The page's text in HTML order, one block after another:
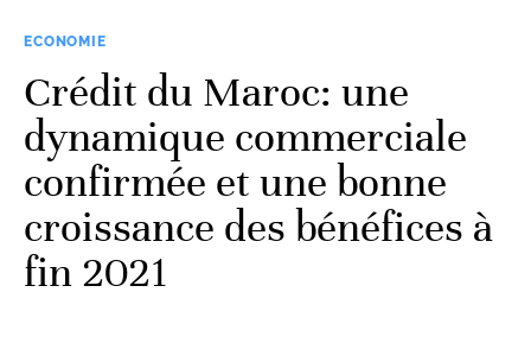
ECONOMIE
Crédit du Maroc: une
dynamique commerciale
confirmée et une bonne
croissance des bénéfices à
fin 2021